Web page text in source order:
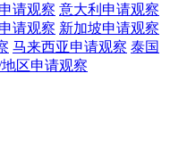
申请观察 意大利 申请观察
申请观察 新加坡申请观察
马来西亚申请观察 泰国
区申请观察